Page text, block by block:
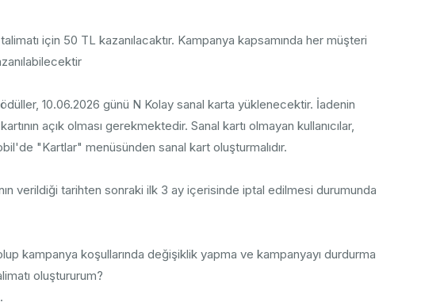
için 50 TL kazanılacaktır. Kampanya kapsamında her müşteri
10.06.2026 günü N Kolay sanal karta yüklenecektir. İadenin
açık olması gerekmektedir. Sanal kartı olmayan kullanıcılar,
"Kartlar" menüsünden sanal kart oluşturmalıdır.
verildiği tarihten sonraki ilk 3 ay içerisinde iptal edilmesi durumunda
kampanya koşullarında değişiklik yapma ve kampanyayı durdurma
oluştururum?